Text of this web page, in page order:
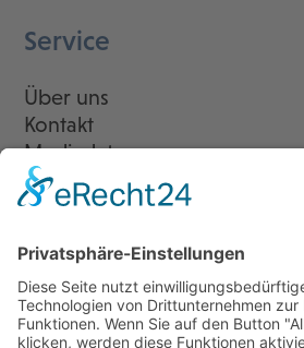
Service
Über uns
Kontakt
Mediadaten
Newsletter
LogIn
Legal
Impressum